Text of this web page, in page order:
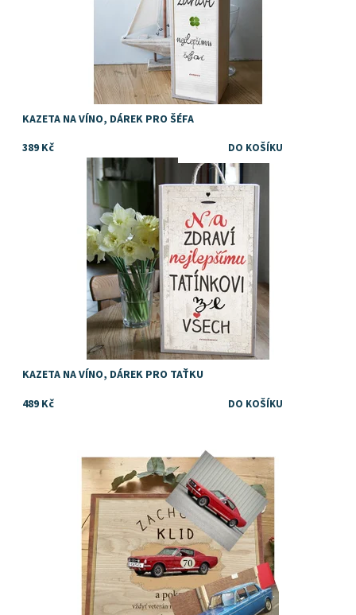
KAZETA NA VÍNO, DÁREK PRO ŠÉFA
389 Kč
Skladem
DejDar
KAZETA NA VÍNO, DÁREK PRO TAŤKU
489 Kč
Dárek k narozeninám
Skladem